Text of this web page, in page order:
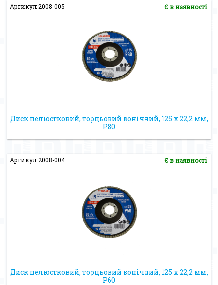
Артикул: 2008-005 Є в наявності
Диск пелюстковий, торцьовий конічний, 125 х 22,2 мм,
Р80
Артикул: 2008-004 Є в наявності
Диск пелюстковий, торцьовий конічний, 125 х 22,2 мм,
Р60